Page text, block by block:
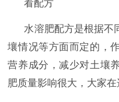
看配方
水溶肥配方是根据不
壤情况等方面而定的，
营养成分，减少对土壤
肥质量影响很大，大家在